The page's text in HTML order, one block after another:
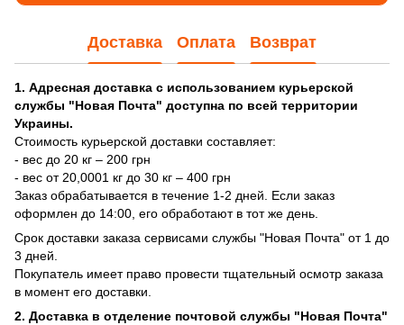
Доставка Оплата Возврат
1. Адресная доставка с использованием курьерской
службы "Новая Почта" доступна по всей территории
Украины.
Стоимость курьерской доставки составляет:
- вес до 20 кг – 200 грн
- вес от 20,0001 кг до 30 кг – 400 грн
Заказ обрабатывается в течение 1-2 дней. Если заказ
оформлен до 14:00, его обработают в тот же день.
Срок доставки заказа сервисами службы "Новая Почта" от 1 до
3 дней.
Покупатель имеет право провести тщательный осмотр заказа
в момент его доставки.
2. Доставка в отделение почтовой службы "Новая Почта"